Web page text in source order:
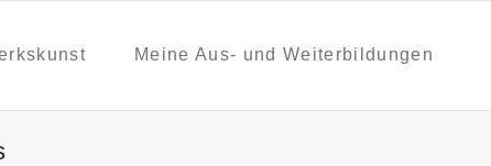
Meine Aus- und Weiterbildungen